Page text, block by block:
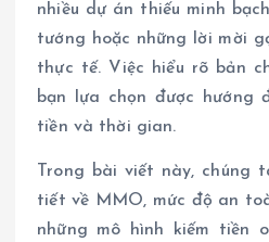
nhiều dự án thiếu minh
tướng hoặc những lời mời
thực tế. Việc hiểu rõ bản
bạn lựa chọn được hướng
tiền và thời gian.
Trong bài viết này, chúng
tiết về MMO, mức độ an
những mô hình kiếm tiền